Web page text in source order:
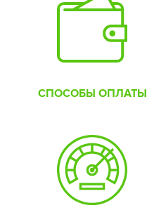
СПОСОБЫ ОПЛАТЫ